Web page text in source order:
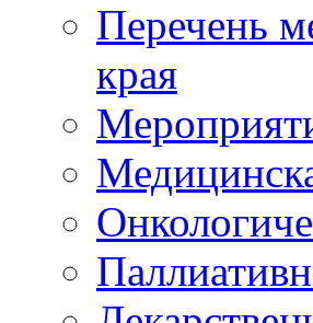
Перечень
края